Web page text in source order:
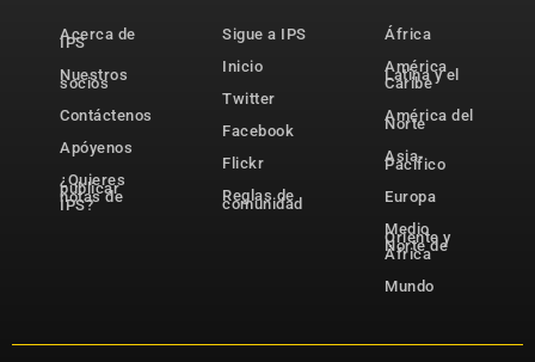
Acerca de
IPS
Nuestros
socios
Contáctenos
Apóyenos
¿Quieres
publicar
notas de
IPS?
Sigue a IPS
Inicio
Twitter
Facebook
Flickr
Reglas de
comunidad
África
América
Latina y el
Caribe
América del
Norte
Asia-
Pacífico
Europa
Medio
Oriente y
Norte de
África
Mundo